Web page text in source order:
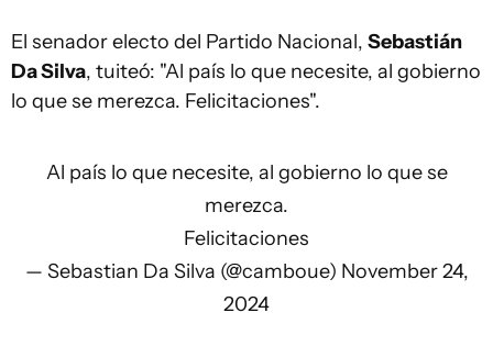
El senador electo del Partido Nacional, Sebastián
Da Silva, tuiteó: "Al país lo que necesite, al gobierno
lo que se merezca. Felicitaciones".
Al país lo que necesite, al gobierno lo que se
merezca.
Felicitaciones
— Sebastian Da Silva (@camboue) November 24,
2024